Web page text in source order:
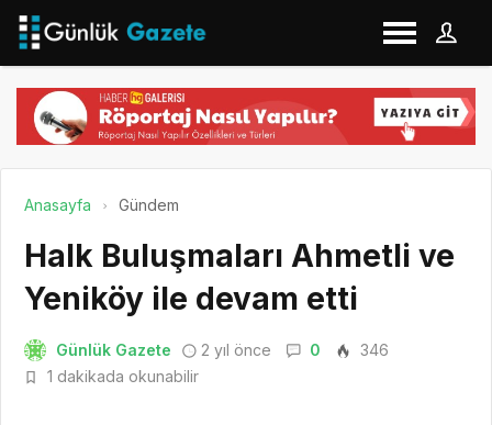
Anasayfa Gündem
Halk Buluşmaları Ahmetli ve
Yeniköy ile devam etti
Günlük Gazete 2 yıl önce 0
346
1 dakikada okunabilir